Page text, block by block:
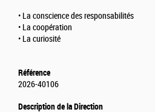
• La conscience des responsabilités
• La coopération
• La curiosité
Référence
2026-40106
Description de la Direction